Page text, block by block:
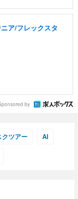
ア/フレックスタ
by
クツアー AI